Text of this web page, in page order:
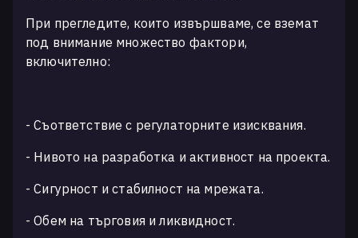
При прегледите, които извършваме, се вземат
под внимание множество фактори,
включително:
- Съответствие с регулаторните изисквания.
- Нивото на разработка и активност на проекта.
- Сигурност и стабилност на мрежата.
- Обем на търговия и ликвидност.